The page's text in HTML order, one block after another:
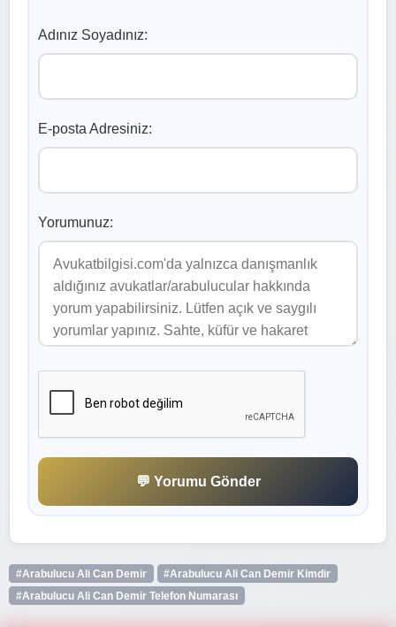
Adınız Soyadınız:
E-posta Adresiniz:
Yorumunuz:
💬 Yorumu Gönder
#Arabulucu Ali Can Demir
#Arabulucu Ali Can Demir Kimdir
#Arabulucu Ali Can Demir Telefon Numarası